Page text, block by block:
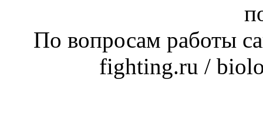
По вопросам работы
fighting.ru /